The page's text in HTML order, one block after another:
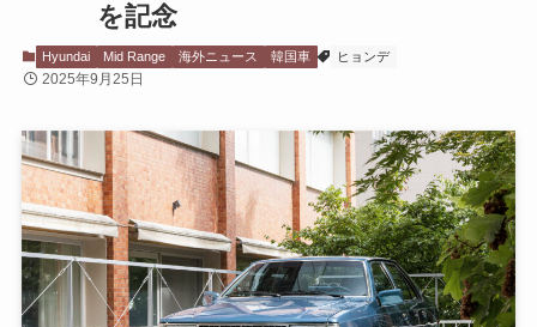
を記念
Hyundai Mid Range 海外ニュース 韓国車 ヒョンデ
2025年9月25日